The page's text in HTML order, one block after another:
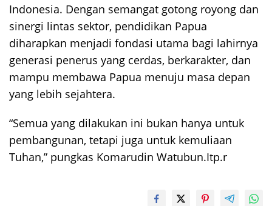
Indonesia. Dengan semangat gotong royong dan
sinergi lintas sektor, pendidikan Papua
diharapkan menjadi fondasi utama bagi lahirnya
generasi penerus yang cerdas, berkarakter, dan
mampu membawa Papua menuju masa depan
yang lebih sejahtera.
“Semua yang dilakukan ini bukan hanya untuk
pembangunan, tetapi juga untuk kemuliaan
Tuhan,” pungkas Komarudin Watubun.Itp.r